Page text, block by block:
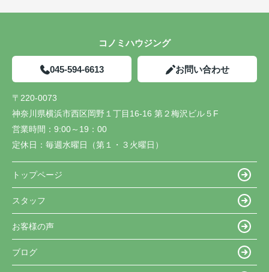
コノミハウジング
045-594-6613 お問い合わせ
〒220-0073
神奈川県横浜市西区岡野１丁目16-16 第２梅沢ビル５F
営業時間： 9:00～19：00
定休日： 毎週水曜日（第１・３火曜日）
トップページ
スタッフ
お客様の声
ブログ